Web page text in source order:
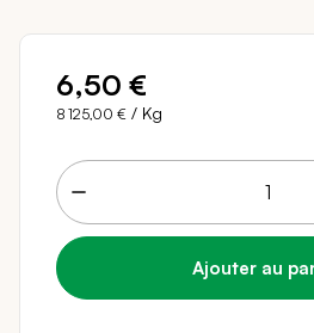
6,50 €
8 125,00 € / Kg